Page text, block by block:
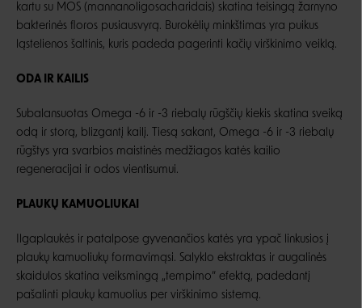
kartu su MOS (mannanoligosacharidais) skatina teisingą žarnyno
bakterinės floros pusiausvyrą. Burokėlių minkštimas yra puikus
ląstelienos šaltinis, kuris padeda pagerinti kačių virškinimo veiklą.
ODA IR KAILIS
Subalansuotas Omega -6 ir -3 riebalų rūgščių kiekis skatina sveiką
odą ir storą, blizgantį kailį. Tiesą sakant, Omega -6 ir -3 riebalų
rūgštys yra svarbios maistinės medžiagos katės kailio
regeneracijai ir odos vientisumui.
PLAUKŲ KAMUOLIUKAI
Ilgaplaukės ir patalpose gyvenančios katės yra ypač linkusios į
plaukų kamuoliukų formavimąsi. Salyklo ekstraktas ir augalinės
skaidulos skatina veiksmingą „tempimo“ efektą, padedantį
pašalinti plaukų kamuolius per virškinimo sistemą.